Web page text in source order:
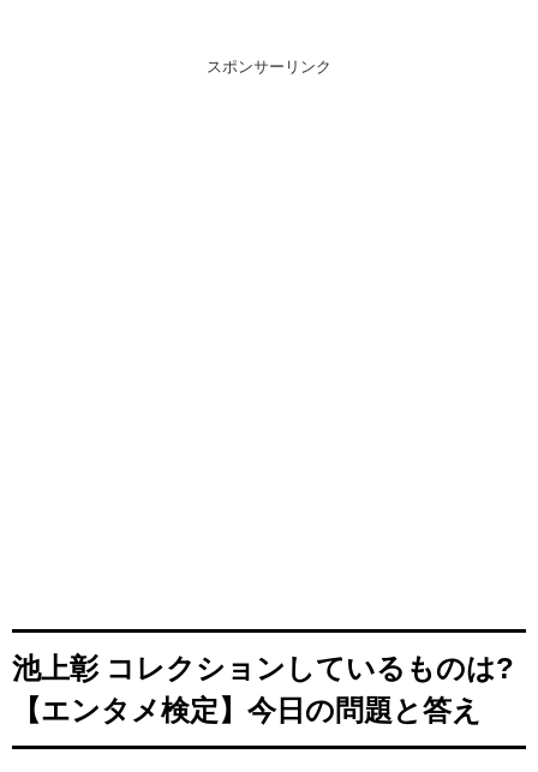
スポンサーリンク
池上彰 コレクションしているものは?
【エンタメ検定】今日の問題と答え